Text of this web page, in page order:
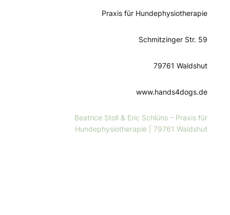
Praxis für Hundephysiotherapie
Schmitzinger Str. 59
79761 Waldshut
www.hands4dogs.de
Beatrice Stoll & Eric Schlüns – Praxis für
Hundephysiotherapie | 79761 Waldshut